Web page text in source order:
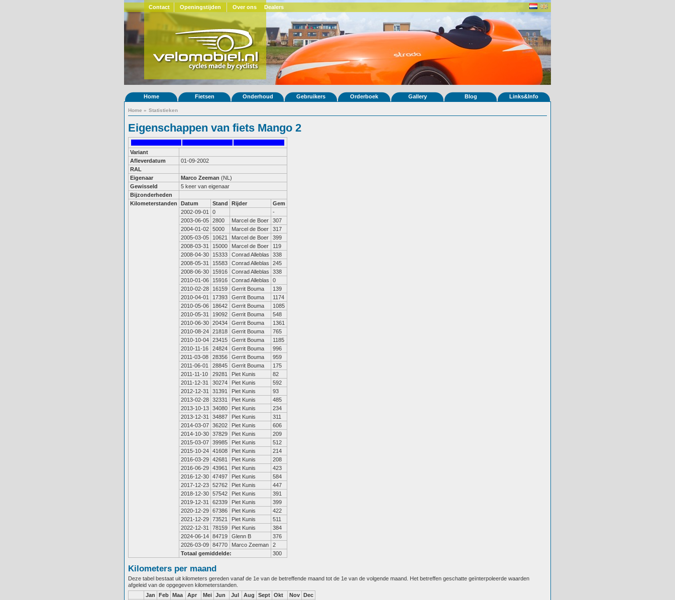
Contact Openingstijden Over ons Dealers
Home Fietsen Onderhoud Gebruikers Orderboek Gallery Blog Links&Info
Home » Statistieken
Eigenschappen van fiets Mango 2
Variant
Afleverdatum
01-09-2002
RAL
Eigenaar
Marco Zeeman (NL)
Gewisseld
5 keer van eigenaar
Bijzonderheden
Kilometerstanden
Datum Stand Rijder
Gem
2002-09-01
0
-
2003-06-05 2800 Marcel de Boer
307
2004-01-02 5000 Marcel de Boer
317
2005-03-05
10621 Marcel de Boer
399
2008-03-31
15000 Marcel de Boer
119
2008-04-30
15333 Conrad Alleblas
338
2008-05-31
15583 Conrad Alleblas
245
2008-06-30
15916 Conrad Alleblas
338
2010-01-06
15916 Conrad Alleblas
0
2010-02-28
16159 Gerrit Bouma
139
2010-04-01
17393 Gerrit Bouma
1174
2010-05-06
18642 Gerrit Bouma
1085
2010-05-31
19092 Gerrit Bouma
548
2010-06-30 20434 Gerrit Bouma
1361
2010-08-24 21818 Gerrit Bouma
765
2010-10-04 23415 Gerrit Bouma
1185
2010-11-16
24824 Gerrit Bouma
996
2011-03-08
28356 Gerrit Bouma
959
2011-06-01
28845 Gerrit Bouma
175
2011-11-10
29281 Piet Kunis
82
2011-12-31
30274 Piet Kunis
592
2012-12-31
31391 Piet Kunis
93
2013-02-28 32331 Piet Kunis
485
2013-10-13 34080 Piet Kunis
234
2013-12-31
34887 Piet Kunis
311
2014-03-07 36202 Piet Kunis
606
2014-10-30 37829 Piet Kunis
209
2015-03-07 39985 Piet Kunis
512
2015-10-24 41608 Piet Kunis
214
2016-03-29 42681 Piet Kunis
208
2016-06-29 43961 Piet Kunis
423
2016-12-30 47497 Piet Kunis
584
2017-12-23 52762 Piet Kunis
447
2018-12-30 57542 Piet Kunis
391
2019-12-31
62339 Piet Kunis
399
2020-12-29 67386 Piet Kunis
422
2021-12-29 73521 Piet Kunis
511
2022-12-31
78159 Piet Kunis
384
2024-06-14 84719 Glenn B
376
2026-03-09 84770 Marco Zeeman
2
Totaal gemiddelde:
300
Kilometers per maand
Deze tabel bestaat uit kilometers gereden vanaf de 1e van de betreffende maand tot de 1e van de volgende maand. Het betreffen geschatte geïnterpoleerde waarden
afgeleid van de opgegeven kilometerstanden.
Jan
Feb Maa Apr Mei Jun Jul Aug Sept Okt Nov Dec